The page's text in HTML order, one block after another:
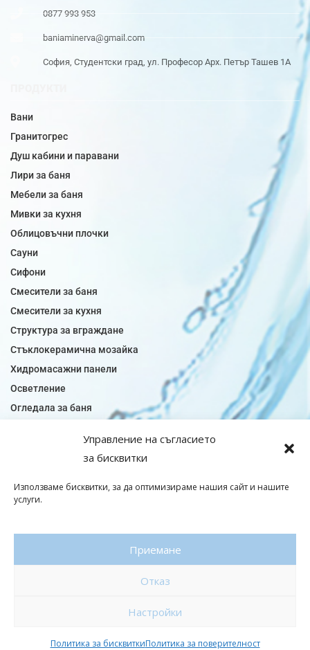
Управление на съгласието
за бисквитки
Използваме бисквитки, за да оптимизираме нашия сайт и нашите
услуги.
Приемане
Отказ
Настройки
Политика за бисквиткиПолитика за поверителност
0877 993 953
baniaminerva@gmail.com
София, Студентски град, ул. Професор Арх. Петър Ташев 1А
Вани
Гранитогрес
Душ кабини и паравани
Лири за баня
Мебели за баня
Мивки за кухня
Облицовъчни плочки
Сауни
Сифони
Смесители за баня
Смесители за кухня
Структура за вграждане
Стъклокерамична мозайка
Хидромасажни панели
Осветление
Огледала за баня
Плочки за кухня
Подови лентова сифони
Подови плочки
Политика за поверителност